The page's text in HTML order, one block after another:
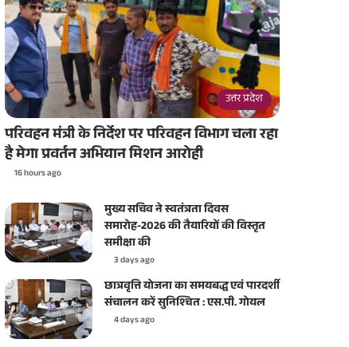
उत्तर प्रदेश
परिवहन मंत्री के निर्देश पर परिवहन विभाग चला रहा
है मेगा प्रवर्तन अभियान मिशन आरोही
16 hours ago
मुख्य सचिव ने स्वतंत्रता दिवस
समारोह-2026 की तैयारियों की विस्तृत
समीक्षा की
3 days ago
छात्रवृत्ति योजना का समयबद्ध एवं पारदर्शी
संचालन करें सुनिश्चित : एस.पी. गोयल
4 days ago